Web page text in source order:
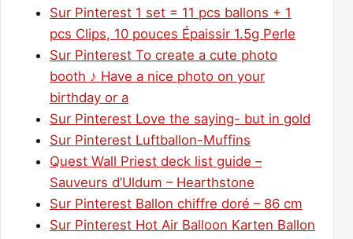
Sur Pinterest 1 set = 11 pcs ballons + 1
pcs Clips, 10 pouces Épaissir 1.5g Perle
Sur Pinterest To create a cute photo
booth ♪ Have a nice photo on your
birthday or a
Sur Pinterest Love the saying- but in gold
Sur Pinterest Luftballon-Muffins
Quest Wall Priest deck list guide –
Sauveurs d’Uldum – Hearthstone
Sur Pinterest Ballon chiffre doré – 86 cm
Sur Pinterest Hot Air Balloon Karten Ballon